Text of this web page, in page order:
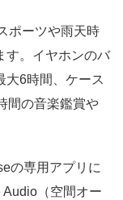
ポーツや雨天時
す。イヤホンのバ
大6時間、ケース
間の音楽鑑賞や
の専用アプリに
（空間オー